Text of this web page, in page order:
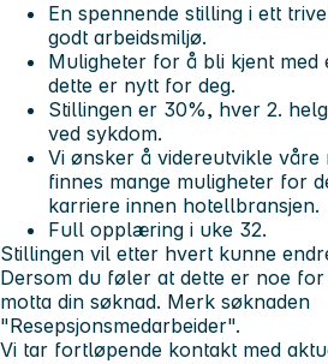
En spennende stilling i ett
godt arbeidsmiljø.
Muligheter for å bli kjent med
dette er nytt for deg.
Stillingen er 30%, hver 2.
ved sykdom.
Vi ønsker å videreutvikle våre
finnes mange muligheter for
karriere innen hotellbransjen.
Full opplæring i uke 32.
Stillingen vil etter hvert kunne
Dersom du føler at dette er noe
motta din søknad. Merk søknaden
"Resepsjonsmedarbeider".
Vi tar fortløpende kontakt med